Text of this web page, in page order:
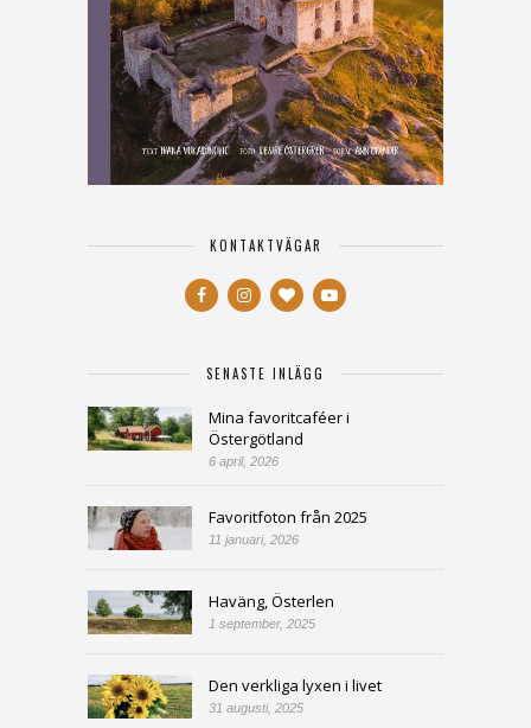
KONTAKTVÄGAR
SENASTE INLÄGG
Mina favoritcaféer i
Östergötland
6 april, 2026
Favoritfoton från 2025
11 januari, 2026
Haväng, Österlen
1 september, 2025
Den verkliga lyxen i livet
31 augusti, 2025